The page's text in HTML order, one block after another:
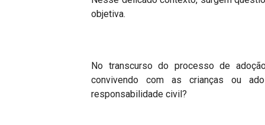
objetiva.
No transcurso do processo de
convivendo com as crianças ou
responsabilidade civil?